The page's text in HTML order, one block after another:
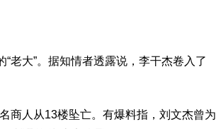
老大”。据知情者透露说，李干杰卷入了
商人从13楼坠亡。有爆料指，刘文杰曾为